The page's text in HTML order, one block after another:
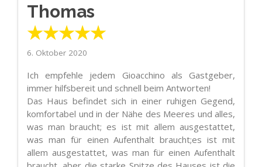
Thomas
★★★★★
6. Oktober 2020
Ich empfehle jedem Gioacchino als Gastgeber,
immer hilfsbereit und schnell beim Antworten!
Das Haus befindet sich in einer ruhigen Gegend,
komfortabel und in der Nähe des Meeres und alles,
was man braucht; es ist mit allem ausgestattet,
was man für einen Aufenthalt braucht;es ist mit
allem ausgestattet, was man für einen Aufenthalt